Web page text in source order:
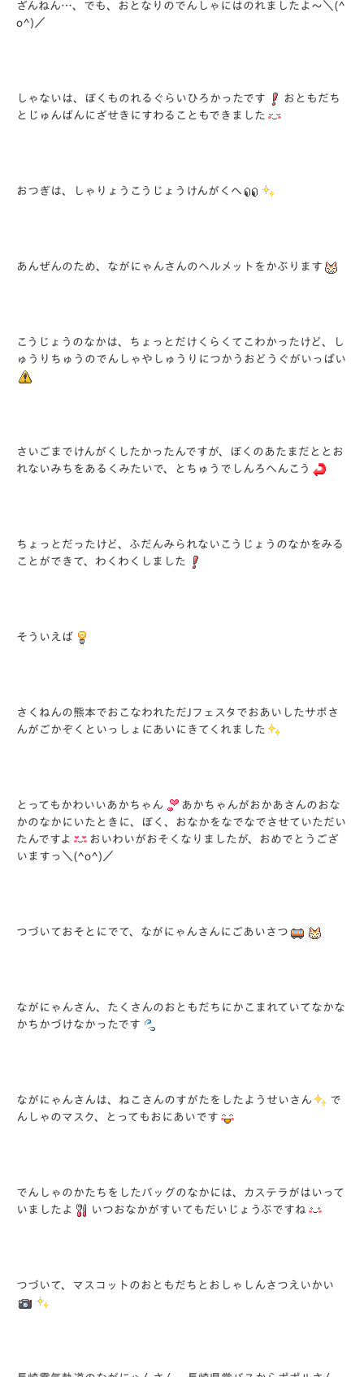
ざんねん…、でも、おとなりのでんしゃにはのれましたよ～＼(^
o^)／
しゃないは、ぼくものれるぐらいひろかったです
おともだち
とじゅんばんにざせきにすわることもできました
おつぎは、しゃりょうこうじょうけんがくへ
あんぜんのため、ながにゃんさんのヘルメットをかぶります
こうじょうのなかは、ちょっとだけくらくてこわかったけど、し
ゅうりちゅうのでんしゃやしゅうりにつかうおどうぐがいっぱい
さいごまでけんがくしたかったんですが、ぼくのあたまだととお
れないみちをあるくみたいで、とちゅうでしんろへんこう
ちょっとだったけど、ふだんみられないこうじょうのなかをみる
ことができて、わくわくしました
そういえば
さくねんの熊本でおこなわれただJフェスタでおあいしたサポさ
んがごかぞくといっしょにあいにきてくれました
とってもかわいいあかちゃん
あかちゃんがおかあさんのおな
かのなかにいたときに、ぼく、おなかをなでなでさせていただい
たんですよ
おいわいがおそくなりましたが、おめでとうござ
いますっ＼(^o^)／
つづいておそとにでて、ながにゃんさんにごあいさつ
ながにゃんさん、たくさんのおともだちにかこまれていてなかな
かちかづけなかったです
ながにゃんさんは、ねこさんのすがたをしたようせいさん
で
んしゃのマスク、とってもおにあいです
でんしゃのかたちをしたバッグのなかには、カステラがはいって
いましたよ
いつおなかがすいてもだいじょうぶですね
つづいて、マスコットのおともだちとおしゃしんさつえいかい